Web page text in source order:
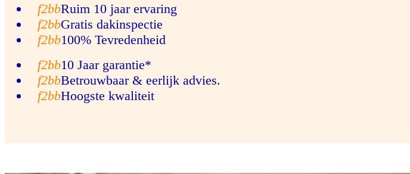
Ruim 10 jaar ervaring
Gratis dakinspectie
100% Tevredenheid
10 Jaar garantie*
Betrouwbaar & eerlijk advies.
Hoogste kwaliteit